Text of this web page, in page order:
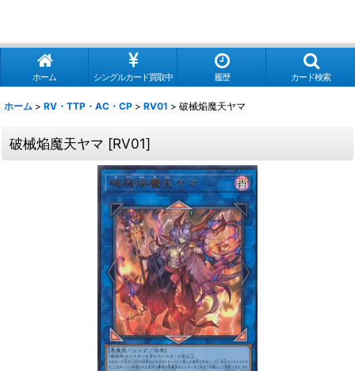
ホーム シングルカード買取中 履歴 カード検索
ホーム > RV・TTP・AC・CP > RV01 > 破械焔魔天ヤマ
破械焔魔天ヤマ [RV01]